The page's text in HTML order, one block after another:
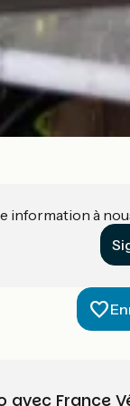
information à
avec France